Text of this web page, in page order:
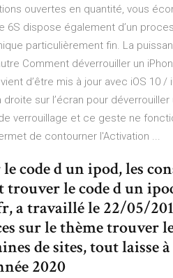
ouvertes en quantité, vous
6S dispose également d’un
particulièrement fin. La
Comment déverrouiller un
d’être mis à jour avec iOS 10
sur l’écran pour
verrouillage et ce geste ne
de contourner l'Activation ...
code d un ipod, les
le code d un
a travaillé le 22/05/
sur le thème trouver
de sites, tout laisse
2020